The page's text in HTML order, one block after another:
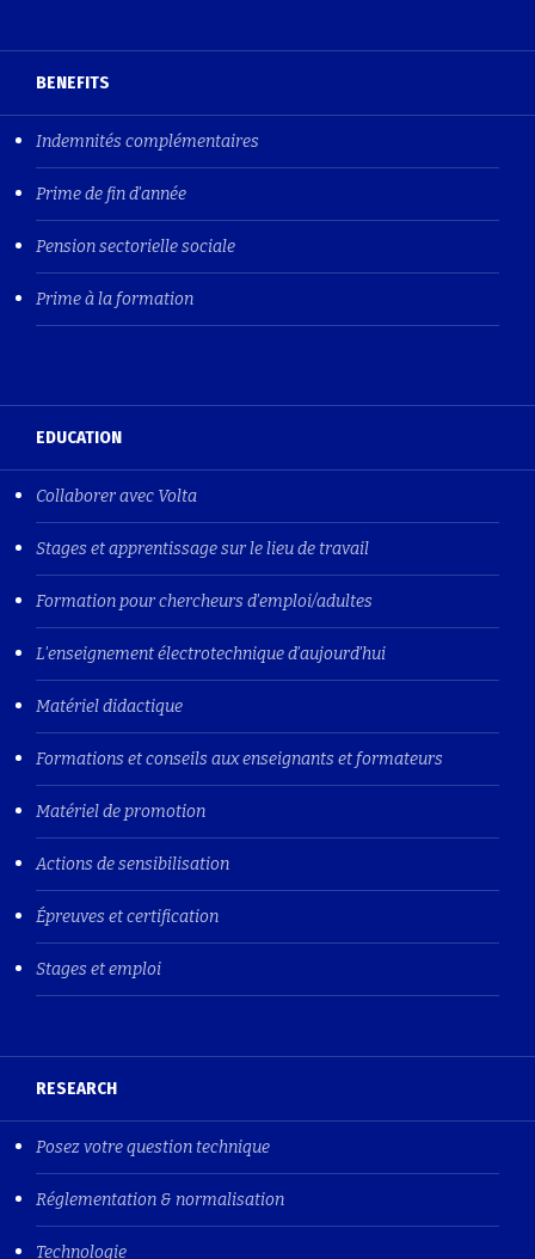
BENEFITS
Indemnités complémentaires
Prime de fin d'année
Pension sectorielle sociale
Prime à la formation
EDUCATION
Collaborer avec Volta
Stages et apprentissage sur le lieu de travail
Formation pour chercheurs d'emploi/adultes
L'enseignement électrotechnique d'aujourd'hui
Matériel didactique
Formations et conseils aux enseignants et formateurs
Matériel de promotion
Actions de sensibilisation
Épreuves et certification
Stages et emploi
RESEARCH
Posez votre question technique
Réglementation & normalisation
Technologie